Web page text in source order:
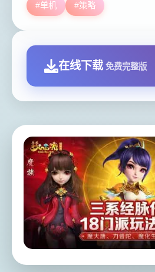
#单机 #策略
在线下载 免费完整版